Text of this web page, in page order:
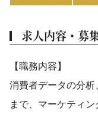
求人内容・募
【職務内容】
消費者データの分
まで、マーケティ